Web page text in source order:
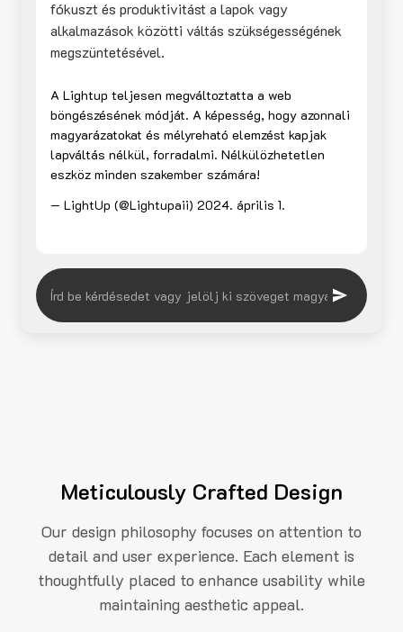
fókuszt és produktivitást a lapok vagy
alkalmazások közötti váltás szükségességének
megszüntetésével.
A Lightup teljesen megváltoztatta a web
böngészésének módját. A képesség, hogy azonnali
magyarázatokat és mélyreható elemzést kapjak
lapváltás nélkül, forradalmi. Nélkülözhetetlen
eszköz minden szakember számára!
— LightUp (@Lightupaii) 2024. április 1.
Meticulously Crafted Design
Our design philosophy focuses on attention to
detail and user experience. Each element is
thoughtfully placed to enhance usability while
maintaining aesthetic appeal.